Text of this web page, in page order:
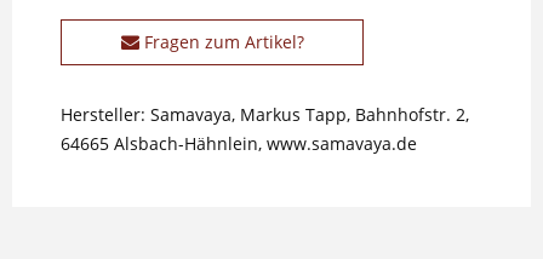
Fragen zum Artikel?
Hersteller: Samavaya, Markus Tapp, Bahnhofstr. 2,
64665 Alsbach-Hähnlein, www.samavaya.de